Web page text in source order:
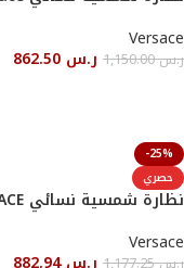
Versace
ر.س1,150.00 ر.س
-25%
حصري
نظارة شمسية نسائي VERSACE
Versace